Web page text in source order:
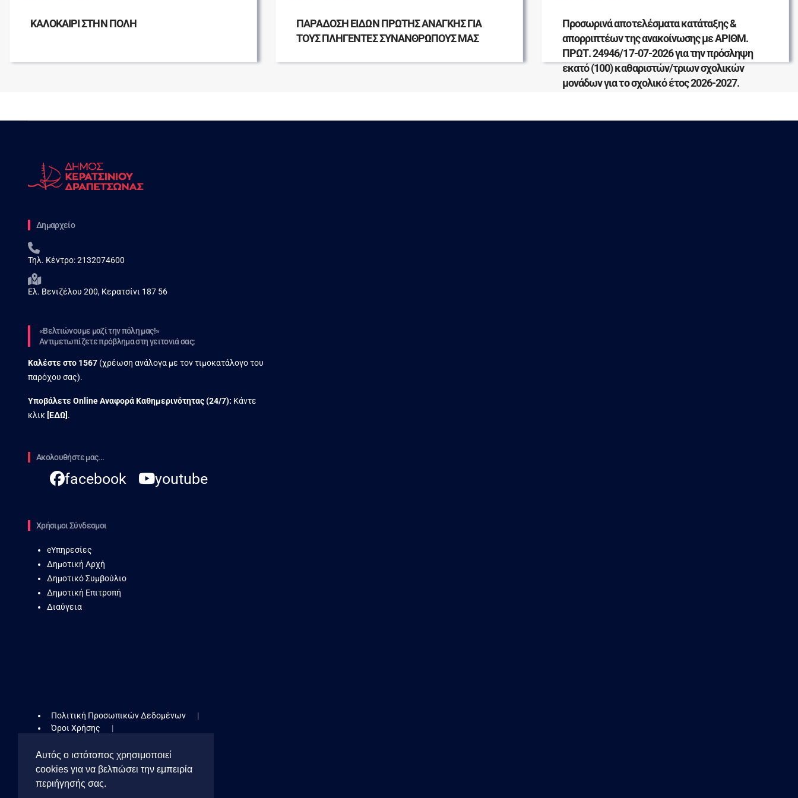
ΚΑΛΟΚΑΙΡΙ ΣΤΗΝ ΠΟΛΗ
ΠΑΡΑΔΟΣΗ ΕΙΔΩΝ ΠΡΩΤΗΣ ΑΝΑΓΚΗΣ ΓΙΑ
ΤΟΥΣ ΠΛΗΓΕΝΤΕΣ ΣΥΝΑΝΘΡΩΠΟΥΣ ΜΑΣ
Προσωρινά αποτελέσματα κατάταξης &
απορριπτέων της ανακοίνωσης με ΑΡΙΘΜ.
ΠΡΩΤ. 24946/17-07-2026 για την πρόσληψη
εκατό (100) καθαριστών/τριων σχολικών
μονάδων για το σχολικό έτος 2026-2027.
Δημαρχείο
Τηλ. Κέντρο:2132074600
Ελ. Βενιζέλου 200, Κερατσίνι 187 56
«Βελτιώνουμε μαζί την πόλη μας!»
Αντιμετωπίζετε πρόβλημα στη γειτονιά σας;
Καλέστε στο 1567 (χρέωση ανάλογα με τον τιμοκατάλογο του
παρόχου σας).
Υποβάλετε Online Αναφορά Kαθημερινότητας (24/7): Κάντε
κλικ [ΕΔΩ] .
Ακολουθήστε μας...
facebook youtube
Χρήσιμοι Σύνδεσμοι
eΥπηρεσίες
Δημοτική Αρχή
Δημοτικό Συμβούλιο
Δημοτική Επιτροπή
Διαύγεια
Πολιτική Προσωπικών Δεδομένων
Όροι Χρήσης
Πολιτική Cookies
Cookies Toolbar
Αυτός ο ιστότοπος χρησιμοποιεί
cookies για να βελτιώσει την εμπειρία
περιήγησής σας.